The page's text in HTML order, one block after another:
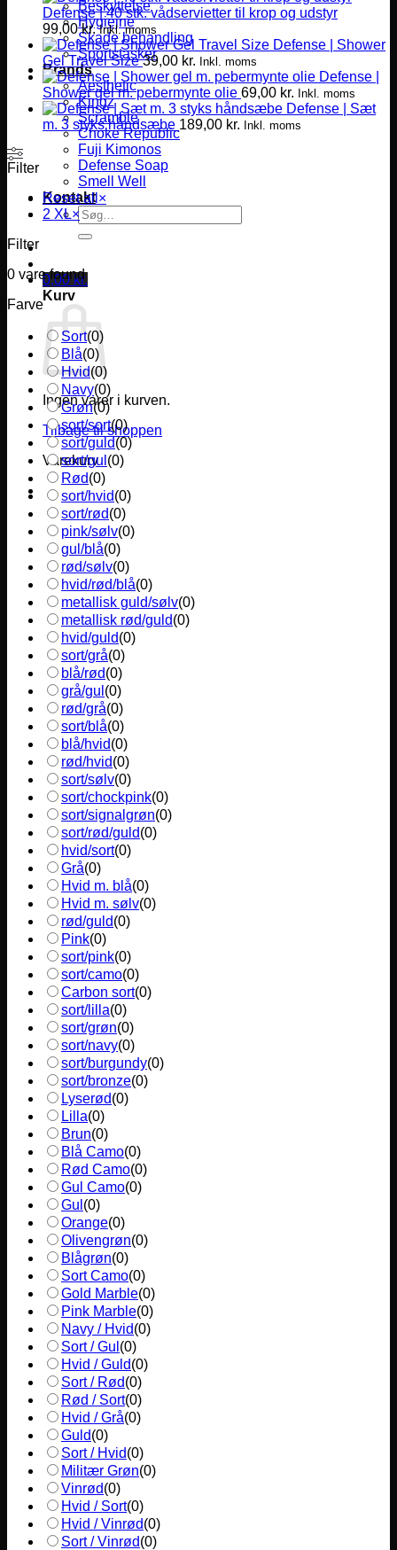
Beskyttelse
Hygiejne
Skade behandling
Sportstasker
Brands
Aesthetic
Kingz
Scramble
Choke Republic
Fuji Kimonos
Defense Soap
Smell Well
Kontakt
Søg
efter:
0,00 kr.
Kurv
Ingen varer i kurven.
Tilbage til shoppen
Varekurv
Defense | 40 stk. vådservietter til krop og udstyr
99,00kr. Inkl. moms
Defense | Shower
Gel Travel Size 39,00 kr. Inkl. moms
Defense |
Shower gel m. pebermynte olie 69,00 kr. Inkl. moms
Defense | Sæt
m. 3 styks håndsæbe 189,00 kr. Inkl. moms
Filter
Reset all ×
2 XL×
Filter
0 vare found
Farve
Sort(0)
Blå(0)
Hvid(0)
Navy(0)
Grøn(0)
sort/sort(0)
sort/guld(0)
sort/gul (0)
Rød(0)
sort/hvid(0)
sort/rød(0)
pink/sølv(0)
gul/blå(0)
rød/sølv(0)
hvid/rød/blå(0)
metallisk guld/sølv(0)
metallisk rød/guld(0)
hvid/guld(0)
sort/grå(0)
blå/rød(0)
grå/gul (0)
rød/grå(0)
sort/blå(0)
blå/hvid(0)
rød/hvid(0)
sort/sølv(0)
sort/chockpink(0)
sort/signalgrøn(0)
sort/rød/guld(0)
hvid/sort(0)
Grå(0)
Hvid m. blå(0)
Hvid m. sølv(0)
rød/guld(0)
Pink(0)
sort/pink(0)
sort/camo(0)
Carbon sort(0)
sort/lilla(0)
sort/grøn(0)
sort/navy(0)
sort/burgundy(0)
sort/bronze(0)
Lyserød(0)
Lilla(0)
Brun(0)
Blå Camo(0)
Rød Camo(0)
Gul Camo(0)
Gul (0)
Orange(0)
Olivengrøn(0)
Blågrøn(0)
Sort Camo(0)
Gold Marble(0)
Pink Marble(0)
Navy / Hvid(0)
Sort / Gul (0)
Hvid / Guld(0)
Sort / Rød(0)
Rød / Sort(0)
Hvid / Grå(0)
Guld(0)
Sort / Hvid(0)
Militær Grøn(0)
Vinrød(0)
Hvid / Sort(0)
Hvid / Vinrød(0)
Sort / Vinrød(0)